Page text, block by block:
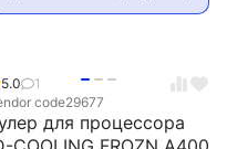
5.0
1
code29677
для процессора